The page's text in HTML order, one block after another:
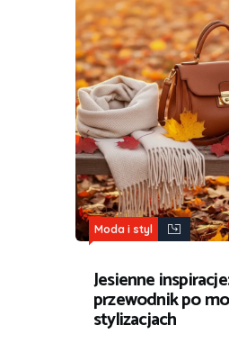
Moda i styl
Jesienne
przewodnik po
stylizacjach